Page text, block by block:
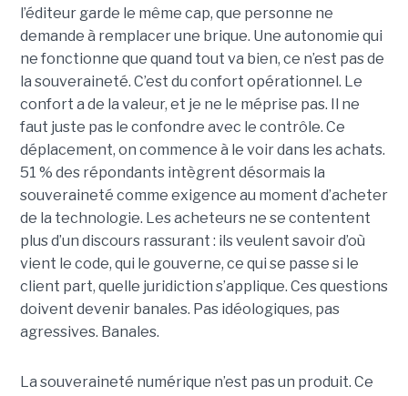
l’éditeur garde le même cap, que personne ne
demande à remplacer une brique. Une autonomie qui
ne fonctionne que quand tout va bien, ce n’est pas de
la souveraineté. C’est du confort opérationnel. Le
confort a de la valeur, et je ne le méprise pas. Il ne
faut juste pas le confondre avec le contrôle. Ce
déplacement, on commence à le voir dans les achats.
51 % des répondants intègrent désormais la
souveraineté comme exigence au moment d’acheter
de la technologie. Les acheteurs ne se contentent
plus d’un discours rassurant : ils veulent savoir d’où
vient le code, qui le gouverne, ce qui se passe si le
client part, quelle juridiction s’applique. Ces questions
doivent devenir banales. Pas idéologiques, pas
agressives. Banales.
La souveraineté numérique n’est pas un produit. Ce